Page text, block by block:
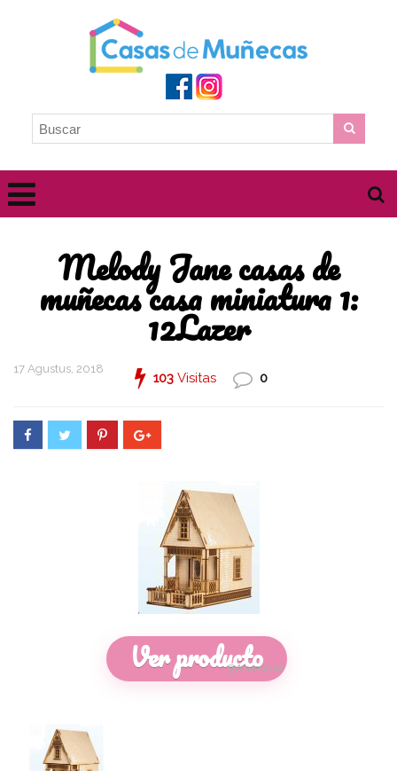
Melody Jane casas de
muñecas casa miniatura 1:
12Lazer
17 Agustus, 2018
103 Visitas 0
Ver producto
@Amazon.es